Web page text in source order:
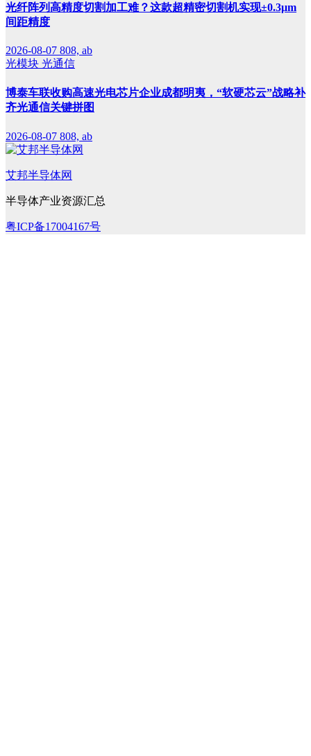
光纤阵列高精度切割加工难？这款超精密切割机实现±0.3μm
间距精度
2026-08-07 808, ab
光模块 光通信
博泰车联收购高速光电芯片企业成都明夷，“软硬芯云”战略补
齐光通信关键拼图
2026-08-07 808, ab
艾邦半导体网
半导体产业资源汇总
粤ICP备17004167号